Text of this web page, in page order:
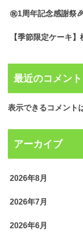
㊗️1周年記念感謝祭
【季節限定ケーキ
最近のコメント
表示できるコメント
アーカイブ
2026年8月
2026年7月
2026年6月